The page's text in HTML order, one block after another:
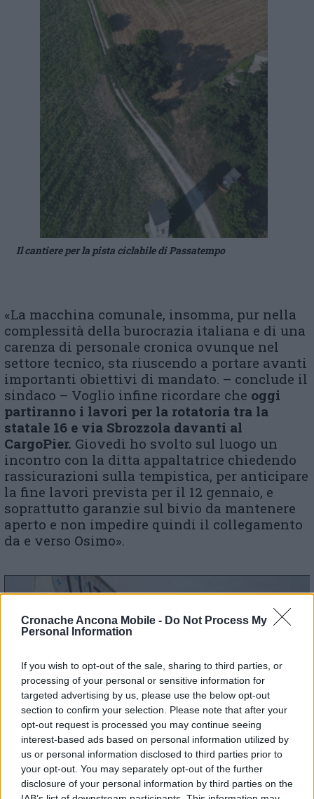
Cronache Ancona Mobile - Do Not Process My
Personal Information
If you wish to opt-out of the sale, sharing to third parties, or
processing of your personal or sensitive information for
targeted advertising by us, please use the below opt-out
section to confirm your selection. Please note that after your
opt-out request is processed you may continue seeing
interest-based ads based on personal information utilized by
us or personal information disclosed to third parties prior to
your opt-out. You may separately opt-out of the further
disclosure of your personal information by third parties on the
Il cantiere per la pista ciclabile di Passatempo
«La macchina comunale, insomma, pur nella
complessità della burocrazia italiana e di una
carenza di personale cronica ovunque nel
settore tecnico, sta riuscendo a portare avanti
importanti obiettivi di mandato. – conclude il
sindaco – Voglio infine ricordare che oggi
partiranno i lavori per la rotatoria tra la
statale 16 e via Sbrozzola davanti al
CargoPier. Giovedì ho svolto sul luogo un
incontro con la ditta appaltatrice chiedendo
rassicurazioni sulla tempistica, per anticipare
la fine lavori prevista per il 12 gennaio, e
soprattutto garanzie sul bivio da mantenere
aperto e non impedire quindi il collegamento
da e verso Osimo».